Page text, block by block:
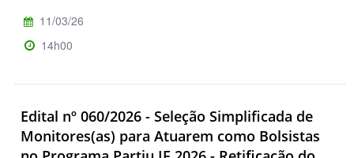
11/03/26
14h00
Edital nº 060/2026 - Seleção Simplificada de
Monitores(as) para Atuarem como Bolsistas